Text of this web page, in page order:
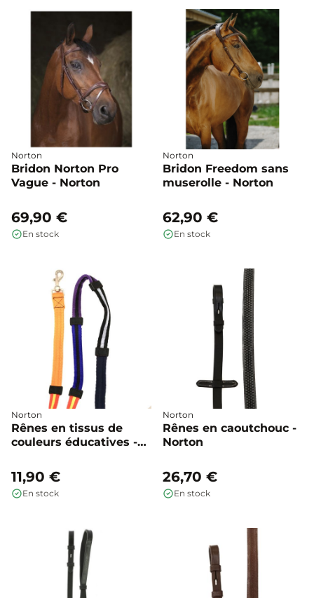
Norton
Bridon Norton Pro
Vague - Norton
69,90 €
En stock
Norton
Bridon Freedom sans
muserolle - Norton
62,90 €
En stock
Norton
Rênes en tissus de
couleurs éducatives -
11,90 €
En stock
Norton
Rênes en caoutchouc -
Norton
26,70 €
En stock